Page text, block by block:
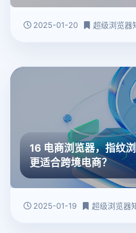
2025-01-20 超级浏览器
16 电商浏览器，指纹
更适合跨境电商？
2025-01-19 超级浏览器